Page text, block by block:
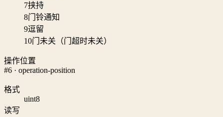
7挟持
8门铃通知
9逗留
10门未关（门超时未关）
操作位置
#6 · operation-position
格式
uint8
读写